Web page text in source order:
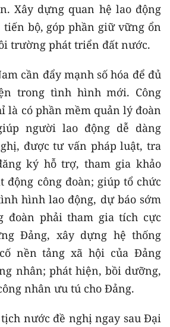
Xây dựng quan hệ lao động
bộ, góp phần giữ vững ổn
trường phát triển đất nước.
cần đẩy mạnh số hóa để đủ
trong tình hình mới. Công
là có phần mềm quản lý đoàn
người lao động dễ dàng
được tư vấn pháp luật, tra
ký hỗ trợ, tham gia khảo
động công đoàn; giúp tổ chức
hình lao động, dự báo sớm
đoàn phải tham gia tích cực
Đảng, xây dựng hệ thống
nền tảng xã hội của Đảng
nhân; phát hiện, bồi dưỡng,
nhân ưu tú cho Đảng.
nước đề nghị ngay sau Đại